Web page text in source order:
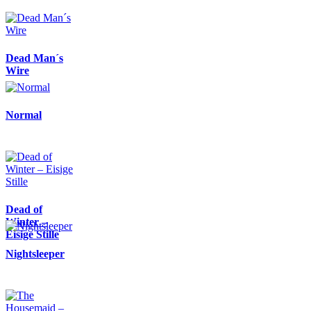
Dead Man´s
Wire
Normal
Dead of
Winter –
Eisige Stille
Nightsleeper